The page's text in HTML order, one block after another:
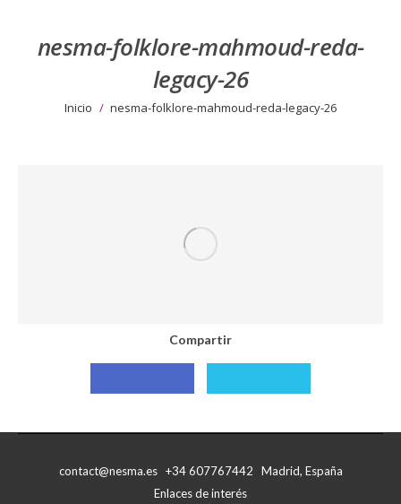
nesma-folklore-mahmoud-reda-
legacy-26
Estás aquí:
Inicio nesma-folklore-mahmoud-reda-legacy-26
Compartir
Compartir
Compartir
contact@nesma.es +34 607767442 Madrid, España
Enlaces de interés